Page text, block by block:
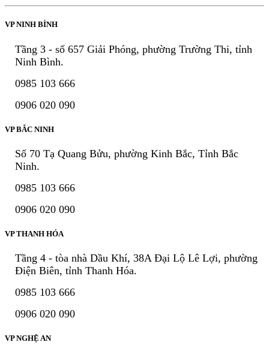
VP NINH BÌNH
Tầng 3 - số 657 Giải Phóng, phường Trường Thi, tỉnh
Ninh Bình.
0985 103 666
0906 020 090
VP BẮC NINH
Số 70 Tạ Quang Bửu, phường Kinh Bắc, Tỉnh Bắc
Ninh.
0985 103 666
0906 020 090
VP THANH HÓA
Tầng 4 - tòa nhà Dầu Khí, 38A Đại Lộ Lê Lợi, phường
Điện Biên, tỉnh Thanh Hóa.
0985 103 666
0906 020 090
VP NGHỆ AN